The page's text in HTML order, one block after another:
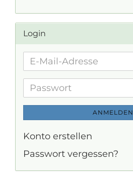
Login
E-
Adresse
Passwort
ANMELDEN
Konto erstellen
Passwort vergessen?